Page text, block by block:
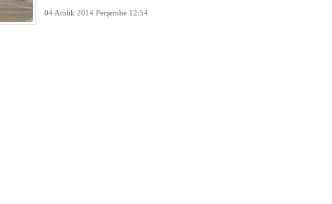
04 Aralık 2014 Perşembe 12:54